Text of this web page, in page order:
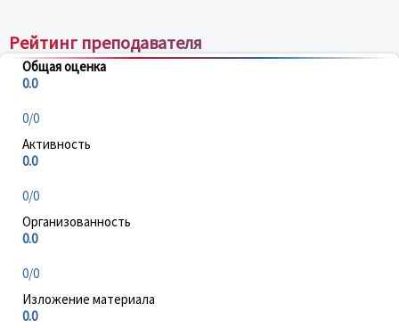
Рейтинг преподавателя
Общая оценка
0.0
0/0
Активность
0.0
0/0
Организованность
0.0
0/0
Изложение материала
0.0